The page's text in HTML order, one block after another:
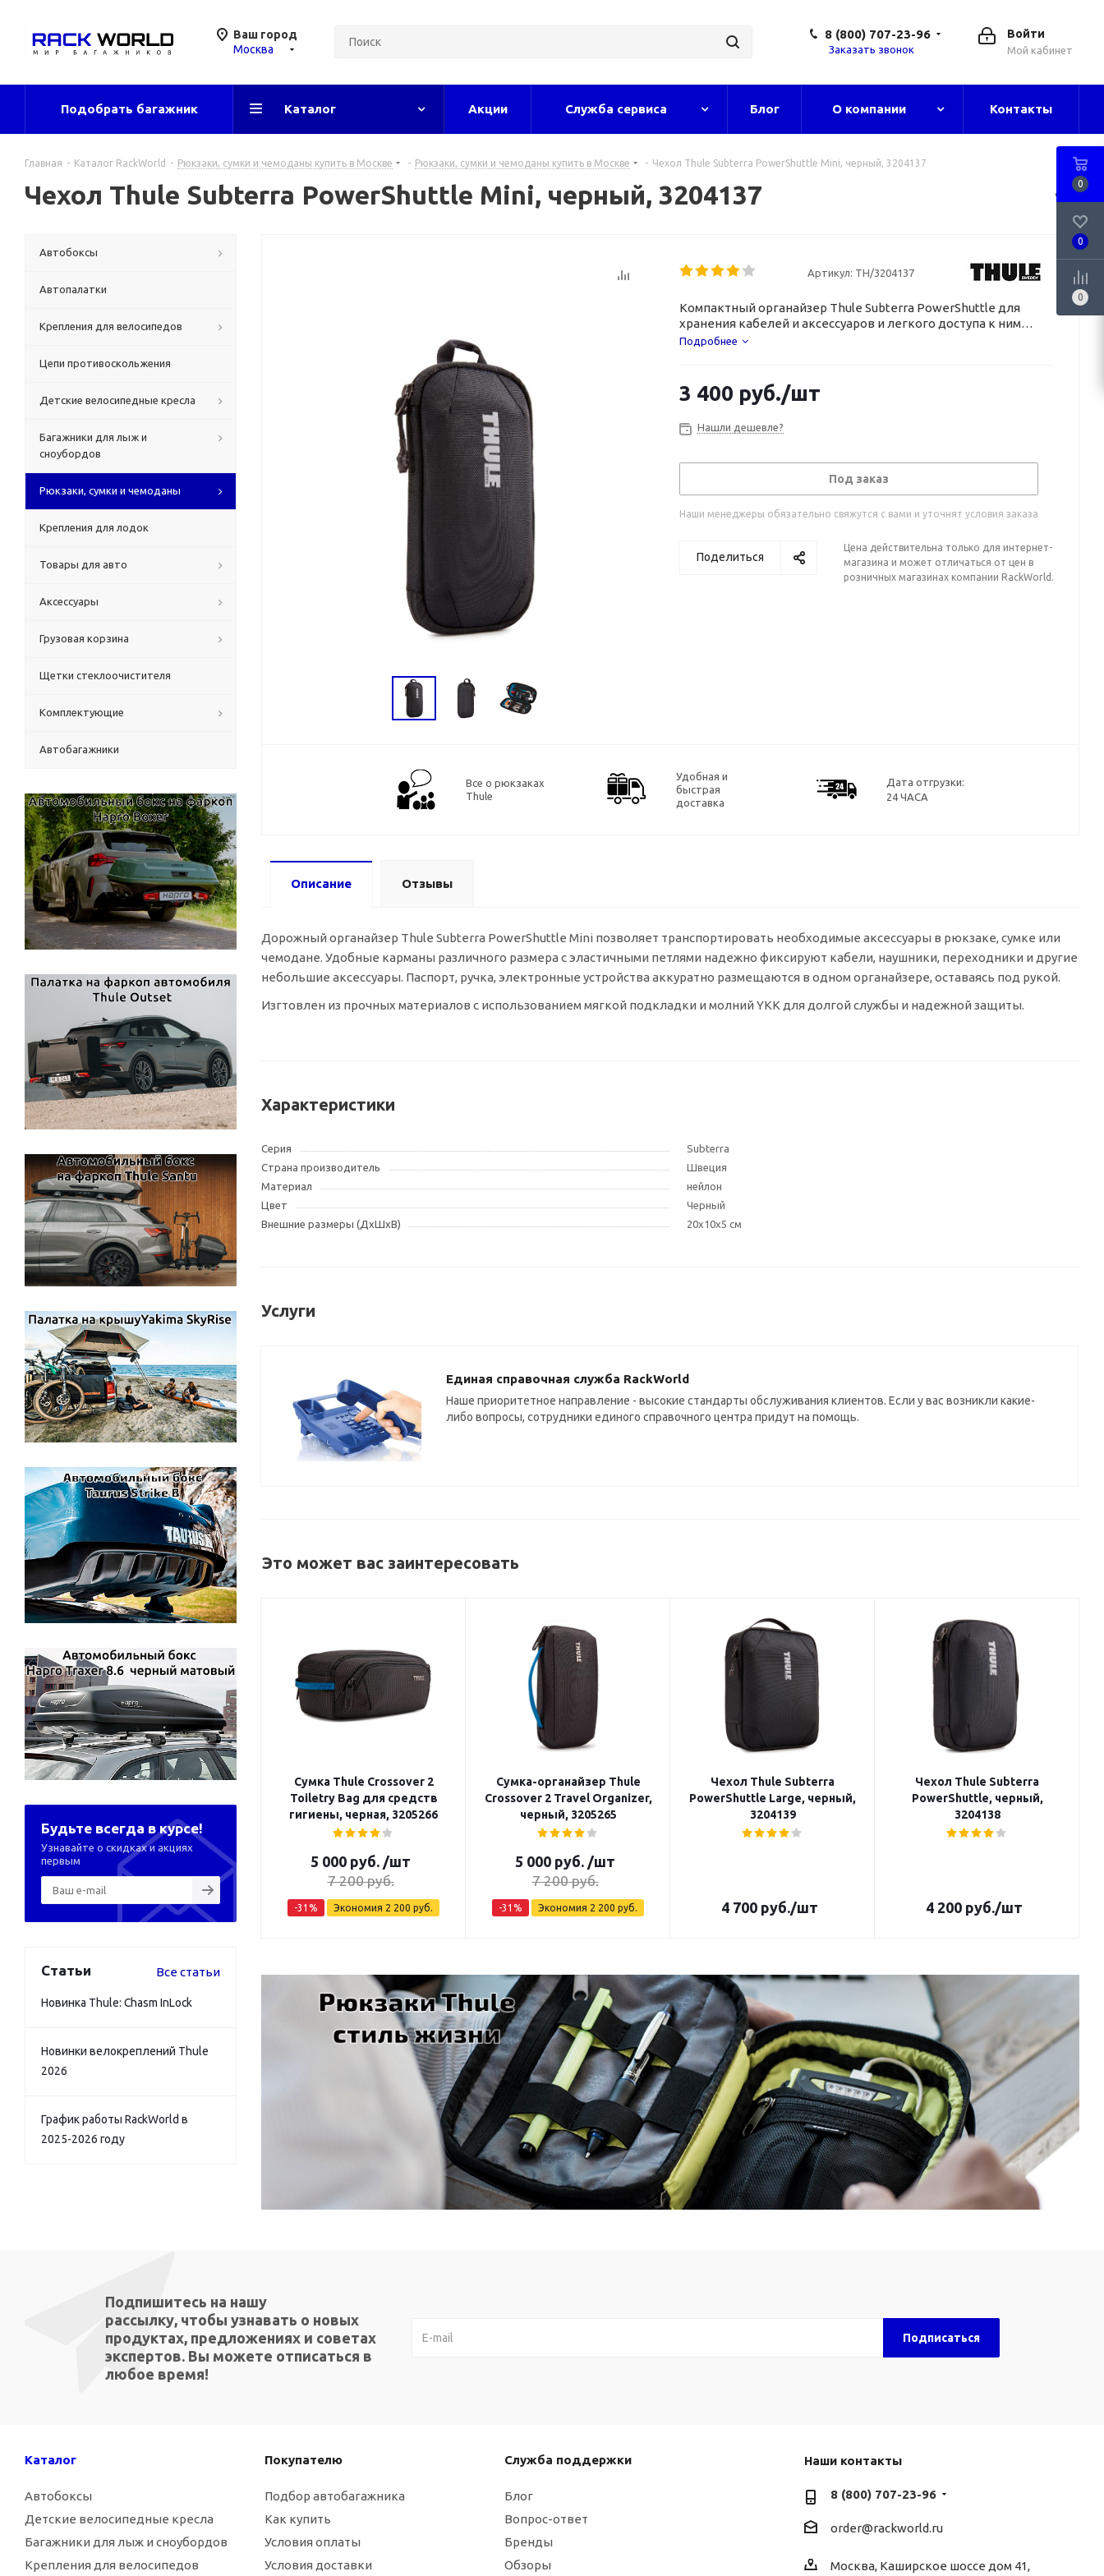
Ваш город
Москва
Войти
Мой кабинет
8 (800) 707-23-96
Заказать звонок
Подобрать багажник Каталог Акции Служба сервиса Блог О компании Контакты
Главная - Каталог RackWorld - Рюкзаки, сумки и чемоданы купить в Москве - Рюкзаки, сумки и чемоданы купить в Москве - Чехол Thule Subterra PowerShuttle Mini, черный, 3204137
Чехол Thule Subterra PowerShuttle Mini, черный, 3204137
Артикул: TH/3204137
Компактный органайзер Thule Subterra PowerShuttle для
хранения кабелей и аксессуаров и легкого доступа к ним
в дороге.
Подробнее
3 400 руб./шт
Нашли дешевле?
Под заказ
Наши менеджеры обязательно свяжутся с вами и уточнят условия заказа
Поделиться
Цена действительна только для интернет-
магазина и может отличаться от цен в
розничных магазинах компании RackWorld.
Все о рюкзаках
Thule
Удобная и
быстрая
доставка
Дата отгрузки:
24 ЧАСА
Описание Отзывы
Дорожный органайзер Thule Subterra PowerShuttle Mini позволяет транспортировать необходимые аксессуары в рюкзаке, сумке или
чемодане. Удобные карманы различного размера с эластичными петлями надежно фиксируют кабели, наушники, переходники и другие
небольшие аксессуары. Паспорт, ручка, электронные устройства аккуратно размещаются в одном органайзере, оставаясь под рукой.
Изгтовлен из прочных материалов с использованием мягкой подкладки и молний YKK для долгой службы и надежной защиты.
Характеристики
Серия
Subterra
Страна производитель
Швеция
Материал
нейлон
Цвет
Черный
Внешние размеры (ДxШxВ)
20x10x5 см
Услуги
Единая справочная служба RackWorld
Наше приоритетное направление - высокие стандарты обслуживания клиентов. Если у вас возникли какие-
либо вопросы, сотрудники единого справочного центра придут на помощь.
Это может вас заинтересовать
Сумка Thule Crossover 2
Toiletry Bag для средств
гигиены, черная, 3205266
5 000 руб. /шт
7 200руб.
-31 % Экономия 2 200 руб.
Сумка-органайзер Thule
Crossover 2 Travel Organizer,
черный, 3205265
5 000 руб. /шт
7 200руб.
-31 % Экономия 2 200 руб.
Чехол Thule Subterra
PowerShuttle Large, черный,
3204139
4 700 руб./шт
Чехол Thule Subterra
PowerShuttle, черный,
3204138
4 200 руб./шт
Автобоксы
Автопалатки
Крепления для велосипедов
Цепи противоскольжения
Детские велосипедные кресла
Багажники для лыж и
сноубордов
Рюкзаки, сумки и чемоданы
Крепления для лодок
Товары для авто
Аксессуары
Грузовая корзина
Щетки стеклоочистителя
Комплектующие
Автобагажники
Будьте всегда в курсе!
Узнавайте о скидках и акциях
первым
Статьи Все статьи
Новинка Thule: Chasm InLock
Новинки велокреплений Thule
2026
График работы RackWorld в
2025-2026 году
Подпишитесь на нашу
рассылку, чтобы узнавать о новых
продуктах, предложениях и советах
экспертов. Вы можете отписаться в
любое время!
Каталог
Автобоксы
Детские велосипедные кресла
Багажники для лыж и сноубордов
Крепления для велосипедов
Покупателю
Подбор автобагажника
Как купить
Условия оплаты
Условия доставки
Служба поддержки
Блог
Вопрос-ответ
Бренды
Обзоры
Наши контакты
8 (800) 707-23-96
order@rackworld.ru
Москва, Каширское шоссе дом 41,
0
0
0